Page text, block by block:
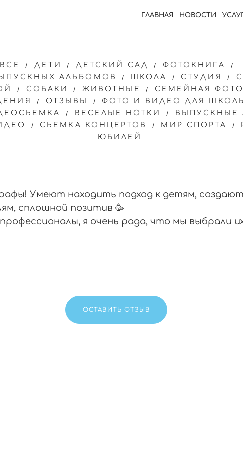
ГЛАВНАЯ НОВОСТИ
ВСЕ ДЕТИ ДЕТСКИЙ САД
ФОТОКНИГА
АЛЬБОМОВ
ШКОЛА СТУДИЯ
СОБАКИ ЖИВОТНЫЕ
СЕМЕЙНАЯ
ОТЗЫВЫ
ФОТО И ВИДЕО ДЛЯ
ВЕСЕЛЫЕ НОТКИ
ВЫПУСКНЫЕ
СЬЕМКА КОНЦЕРТОВ МИР СПОРТА
ЮБИЛЕЙ
Умеют находить подход к детям,
сплошной позитив 🥳
я очень рада, что мы выбрали
ОСТАВИТЬ ОТЗЫВ